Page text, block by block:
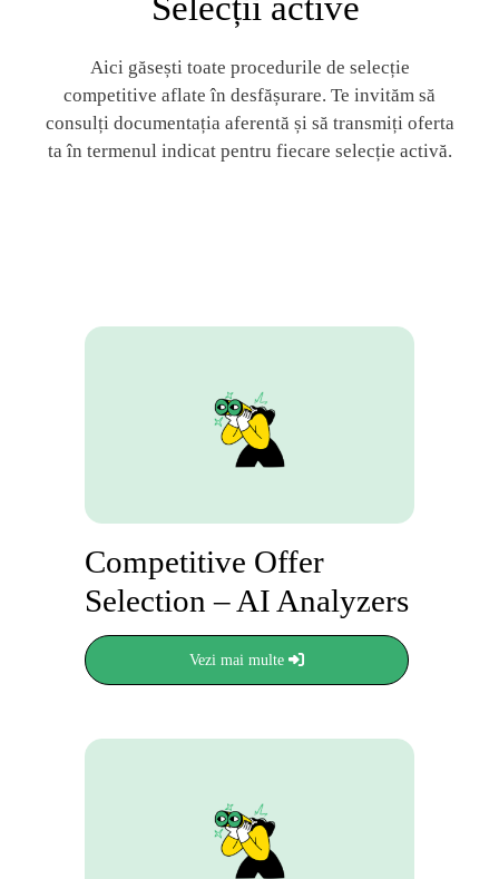
Selecții active
Aici găsești toate procedurile de selecție
competitive aflate în desfășurare. Te invităm să
consulți documentația aferentă și să transmiți oferta
ta în termenul indicat pentru fiecare selecție activă.
Competitive Offer
Selection – AI Analyzers
Vezi mai multe